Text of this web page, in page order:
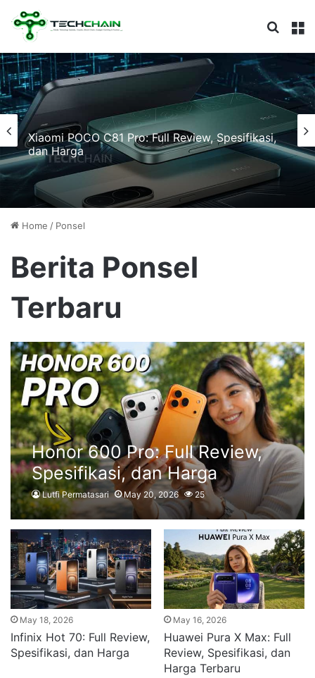
Xiaomi POCO C81 Pro: Full Review, Spesifikasi,
dan Harga
Home / Ponsel
Berita Ponsel
Terbaru
Honor 600 Pro: Full Review,
Spesifikasi, dan Harga
Terbaru
Lutfi Permatasari May 20, 2026 25
May 18, 2026
Infinix Hot 70: Full Review,
Spesifikasi, dan Harga
May 16, 2026
Huawei Pura X Max: Full
Review, Spesifikasi, dan
Harga Terbaru